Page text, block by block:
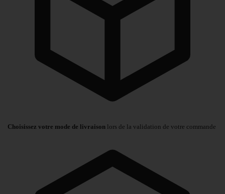
Choisissez votre mode de livraison lors de la validation de votre commande